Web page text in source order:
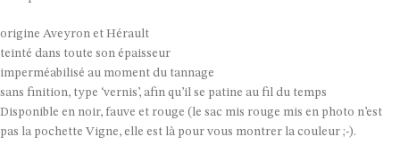
origine Aveyron et Hérault
teinté dans toute son épaisseur
imperméabilisé au moment du tannage
sans finition, type ‘vernis’, afin qu’il se patine au fil du temps
Disponible en noir, fauve et rouge (le sac mis rouge mis en photo n’est
pas la pochette Vigne, elle est là pour vous montrer la couleur ;-).